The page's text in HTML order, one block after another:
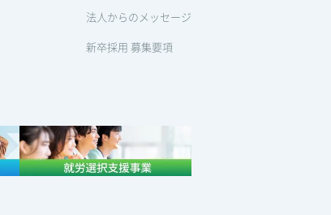
法人からのメッセージ
新卒採用 募集要項